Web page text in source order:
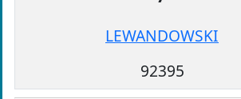
LEWANDOWSKI
92395